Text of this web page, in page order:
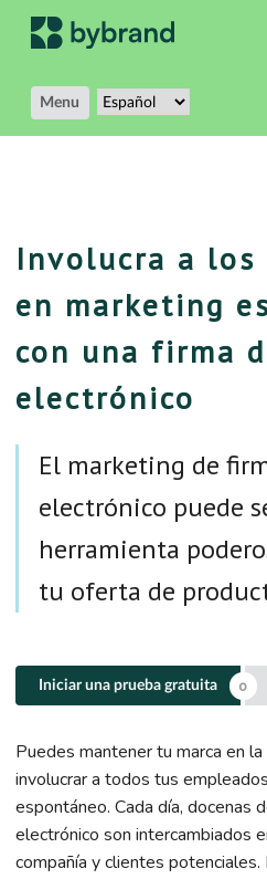
Menu
Involucra a los
en marketing
con una firma
electrónico
El marketing de
electrónico puede
herramienta
tu oferta de
Iniciar una prueba gratuita
Puedes mantener tu marca en
involucrar a todos tus
espontáneo. Cada día, docenas
electrónico son intercambiados
compañía y clientes